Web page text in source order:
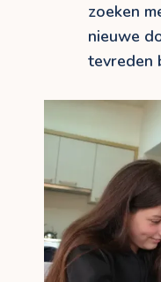
zoeken
nieuwe
tevreden